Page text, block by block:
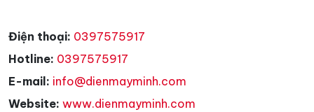
Điện thoại: 0397575917
Hotline: 0397575917
E-mail: info@dienmayminh.com
Website: www.dienmayminh.com